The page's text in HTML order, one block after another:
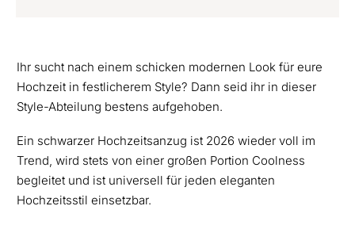
Ihr sucht nach einem schicken modernen Look für eure
Hochzeit in festlicherem Style? Dann seid ihr in dieser
Style-Abteilung bestens aufgehoben.
Ein schwarzer Hochzeitsanzug ist 2026 wieder voll im
Trend, wird stets von einer großen Portion Coolness
begleitet und ist universell für jeden eleganten
Hochzeitsstil einsetzbar.